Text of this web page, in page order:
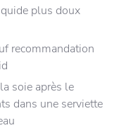
plus doux
recommandation
soie après le
dans une serviette